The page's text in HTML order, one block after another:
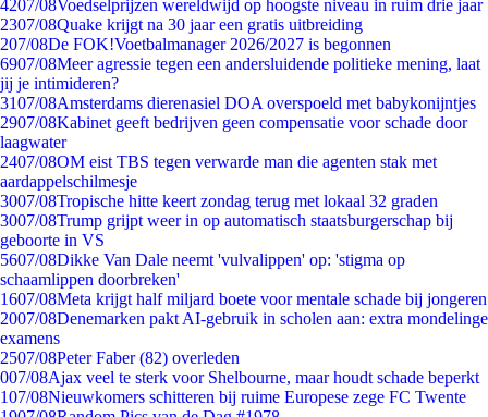
4207/08Voedselprijzen wereldwijd op hoogste niveau in ruim drie jaar
2307/08Quake krijgt na 30 jaar een gratis uitbreiding
207/08De FOK!Voetbalmanager 2026/2027 is begonnen
6907/08Meer agressie tegen een andersluidende politieke mening, laat
jij je intimideren?
3107/08Amsterdams dierenasiel DOA overspoeld met babykonijntjes
2907/08Kabinet geeft bedrijven geen compensatie voor schade door
laagwater
2407/08OM eist TBS tegen verwarde man die agenten stak met
aardappelschilmesje
3007/08Tropische hitte keert zondag terug met lokaal 32 graden
3007/08Trump grijpt weer in op automatisch staatsburgerschap bij
geboorte in VS
5607/08Dikke Van Dale neemt 'vulvalippen' op: 'stigma op
schaamlippen doorbreken'
1607/08Meta krijgt half miljard boete voor mentale schade bij jongeren
2007/08Denemarken pakt AI-gebruik in scholen aan: extra mondelinge
examens
2507/08Peter Faber (82) overleden
007/08Ajax veel te sterk voor Shelbourne, maar houdt schade beperkt
107/08Nieuwkomers schitteren bij ruime Europese zege FC Twente